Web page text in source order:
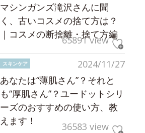
マシンガンズ滝沢さんに聞
く、古いコスメの捨て方は？
｜コスメの断捨離・捨て方編
65891 view
2024/11/27
スキンケア
あなたは“薄肌さん”？それと
も“厚肌さん”？ユードットシリ
ーズのおすすめの使い方、教
えます！
36583 view